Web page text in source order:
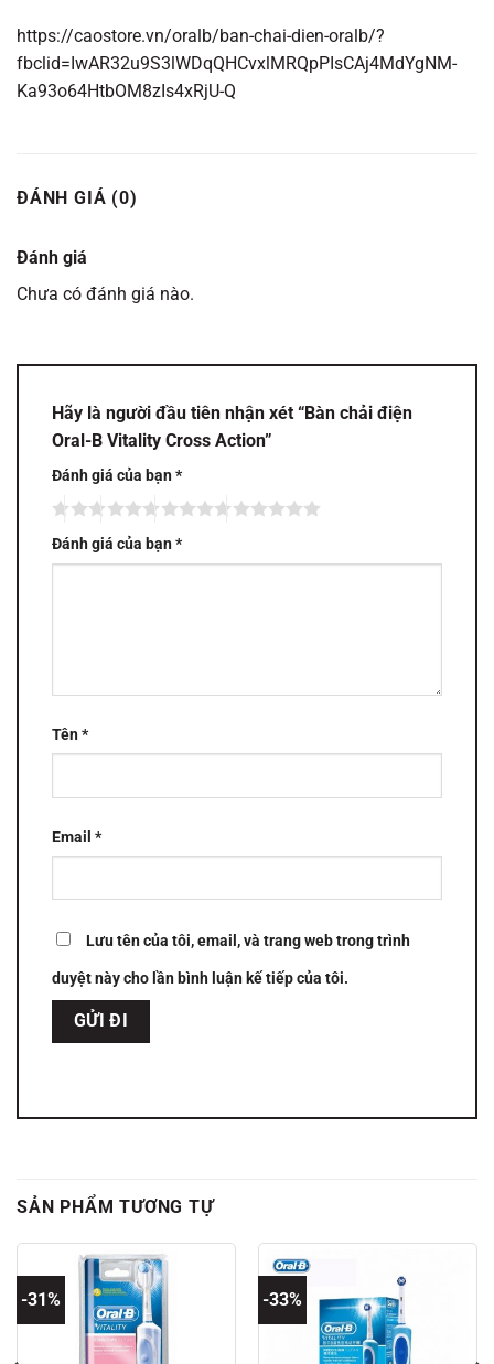
https://caostore.vn/oralb/ban-chai-dien-oralb/?
fbclid=IwAR32u9S3lWDqQHCvxlMRQpPIsCAj4MdYgNM-
Ka93o64HtbOM8zIs4xRjU-Q
ĐÁNH GIÁ (0)
Đánh giá
Chưa có đánh giá nào.
Hãy là người đầu tiên nhận xét “Bàn chải điện
Oral-B Vitality Cross Action”
Đánh giá của bạn*
Đánh giá của bạn*
Tên*
Email *
Lưu tên của tôi, email, và trang web trong trình
duyệt này cho lần bình luận kế tiếp của tôi.
SẢN PHẨM TƯƠNG TỰ
-31% -33%